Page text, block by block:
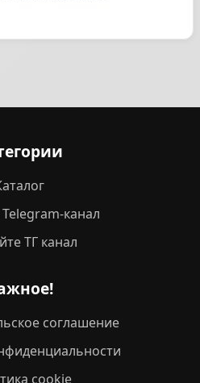
канал
ТГ канал
соглашение
cookie